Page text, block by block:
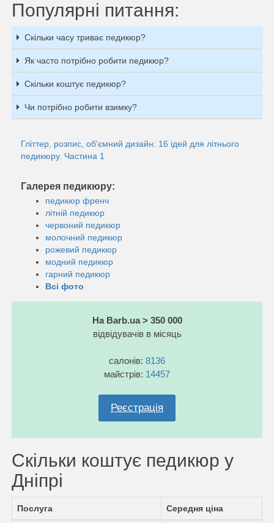
Популярні питання:
Скільки часу триває педикюр?
Як часто потрібно робити педикюр?
Скільки коштує педикюр?
Чи потрібно робити взимку?
Гліттер, розпис, об'ємний дизайн: 16 ідей для літнього
педикюру. Частина 1
Галерея педикюру:
педикюр френч
літній педикюр
червоний педикюр
молочний педикюр
рожевий педикюр
модний педикюр
гарний педикюр
Всі фото
На Barb.ua > 350 000
відвідувачів в місяць
салонів: 8136
майстрів: 14457
Реєстрація
Скільки коштує педикюр у
Дніпрі
Послуга Середня ціна